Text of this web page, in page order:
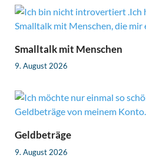
Smalltalk mit Menschen
9. August 2026
Geldbeträge
9. August 2026